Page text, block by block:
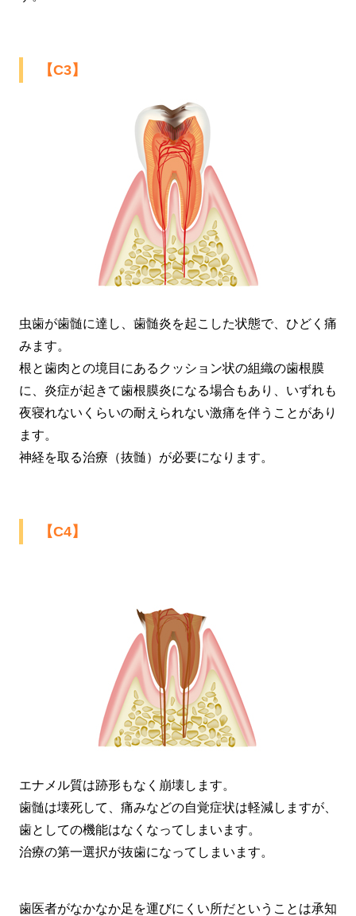
【C3】
虫歯が歯髄に達し、歯髄炎を起こした状態で、ひどく痛
みます。
根と歯肉との境目にあるクッション状の組織の歯根膜
に、炎症が起きて歯根膜炎になる場合もあり、いずれも
夜寝れないくらいの耐えられない激痛を伴うことがあり
ます。
神経を取る治療（抜髄）が必要になります。
【C4】
エナメル質は跡形もなく崩壊します。
歯髄は壊死して、痛みなどの自覚症状は軽減しますが、
歯としての機能はなくなってしまいます。
治療の第一選択が抜歯になってしまいます。
歯医者がなかなか足を運びにくい所だということは承知